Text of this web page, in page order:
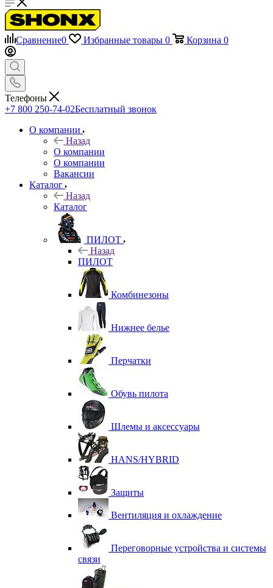
Сравнение0 Избранные товары 0 Корзина 0
Телефоны
+7 800 250-74-02Бесплатный звонок
О компании
Назад
О компании
О компании
Вакансии
Каталог
Назад
Каталог
ПИЛОТ
Назад
ПИЛОТ
Комбинезоны
Нижнее белье
Перчатки
Обувь пилота
Шлемы и аксессуары
HANS/HYBRID
Защиты
Вентиляция и охлаждение
Переговорные устройства и системы
связи